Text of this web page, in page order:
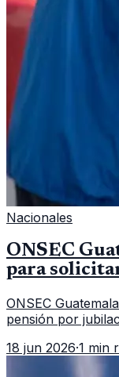
Nacionales
ONSEC
para
ONSEC
pensión por
importar edad.
18 jun 2026·1 min